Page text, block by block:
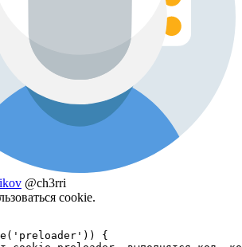
@ch3rri
cookie.
{